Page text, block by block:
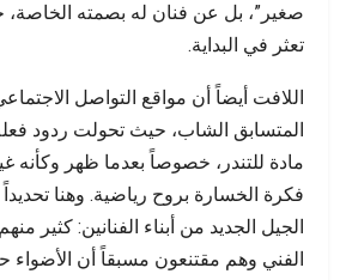
صغير”، بل عن فنان له بصمته الخاصة،
تعثر في البداية.
اللافت أيضاً أن مواقع التواصل
المتسابق الشاب، حيث تحولت ردود
مادة للتندر، خصوصاً بعدما ظهر وكأنه
فكرة الخسارة بروح رياضية. وهنا
الجيل الجديد من أبناء الفنانين: كثير
الفني وهم مقتنعون مسبقاً أن الأضواء